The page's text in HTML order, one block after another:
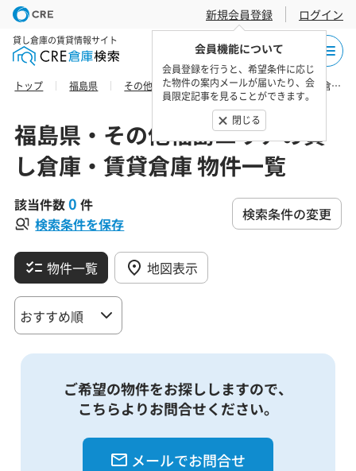
新規会員登録
会員機能について
会員登録を行うと、希望条件に応じ
た物件の案内メールが届いたり、会
員限定記事を見ることができます。
閉じる
ログイン
貸し倉庫の賃貸情報サイト
トップ 福島県 その他福島エリア 西白河郡矢吹町の貸し倉庫・賃貸倉庫 物件一覧
福島県・その他福島エリアの貸
し倉庫・賃貸倉庫 物件一覧
該当件数0 件
検索条件を保存
検索条件の変更
物件一覧 地図表示
ご希望の物件をお探ししますので、
こちらよりお問合せください。
メールでお問合せ